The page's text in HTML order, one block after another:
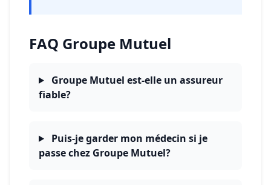
FAQ Groupe Mutuel
Groupe Mutuel est-elle un assureur
fiable?
Puis-je garder mon médecin si je
passe chez Groupe Mutuel?